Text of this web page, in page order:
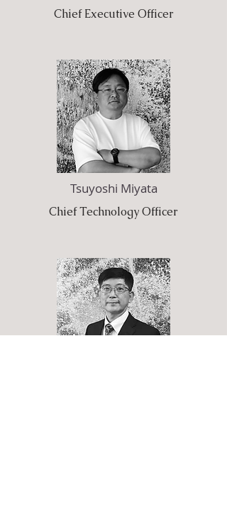
Chief Executive Officer
Tsuyoshi Miyata
Chief Technology Officer